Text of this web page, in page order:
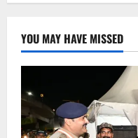
YOU MAY HAVE MISSED